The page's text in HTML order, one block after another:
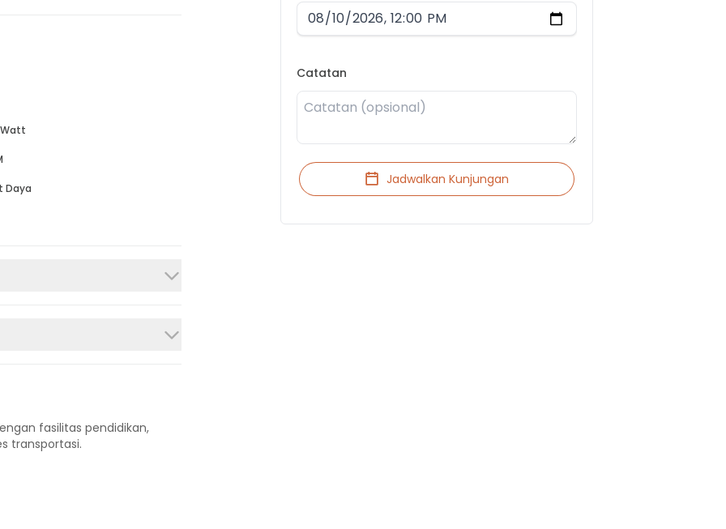
Watt
Daya
fasilitas pendidikan,
transportasi.
Catatan
Jadwalkan Kunjungan